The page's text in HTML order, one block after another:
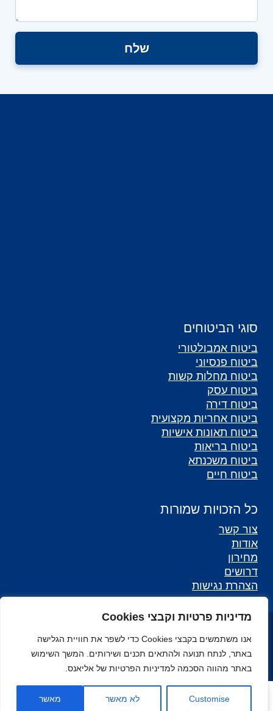
Open toolbar
מדיניות פרטיות וקבצי Cookies
אנו משתמשים בקבצי Cookies כדי לשפר את חוויית הגלישה
באתר, לנתח תנועה ולהתאים תכנים ושירותים. המשך השימוש
באתר מהווה הסכמה למדיניות הפרטיות של אליאנס.
Customise לא מאשר מאשר
סוגי הביטוחים
ביטוח אמבולטורי
ביטוח פנסיוני
ביטוח מחלות קשות
ביטוח עסק
ביטוח דירה
ביטוח אחריות מקצועית
ביטוח תאונות אישיות
ביטוח בריאות
ביטוח משכנתא
ביטוח חיים
כל הזכויות שמורות
צור קשר
אודות
מחירון
דרושים
הצהרת נגישות
מפת אתר